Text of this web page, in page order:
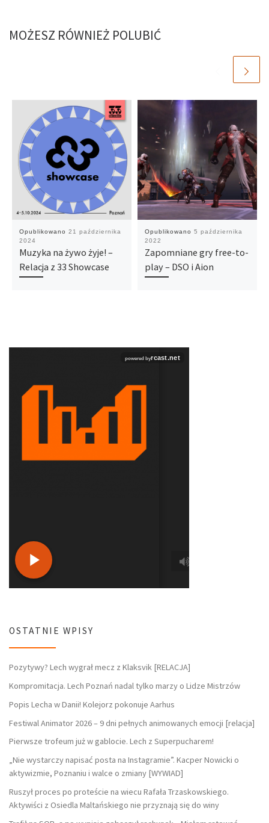
MOŻESZ RÓWNIEŻ POLUBIĆ
Opublikowano 21 października
2024
Muzyka na żywo żyje! –
Relacja z 33 Showcase
Opublikowano 5 października
2022
Zapomniane gry free-to-
play – DSO i Aion
OSTATNIE WPISY
Pozytywy? Lech wygrał mecz z Klaksvik [RELACJA]
Kompromitacja. Lech Poznań nadal tylko marzy o Lidze Mistrzów
Popis Lecha w Danii! Kolejorz pokonuje Aarhus
Festiwal Animator 2026 – 9 dni pełnych animowanych emocji [relacja]
Pierwsze trofeum już w gablocie. Lech z Superpucharem!
„Nie wystarczy napisać posta na Instagramie”. Kacper Nowicki o
aktywizmie, Poznaniu i walce o zmiany [WYWIAD]
Ruszył proces po proteście na wiecu Rafała Trzaskowskiego.
Aktywiści z Osiedla Maltańskiego nie przyznają się do winy